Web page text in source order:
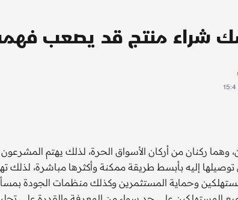
شراء منتج قد يصعب
وهما ركنان من أركان الأسواق الحرة، لذلك يهتم
إليه بأبسط طريقة ممكنة وأكثرها مباشرة، لذلك
وحماية المستثمرين وكذلك منظمات الجودة